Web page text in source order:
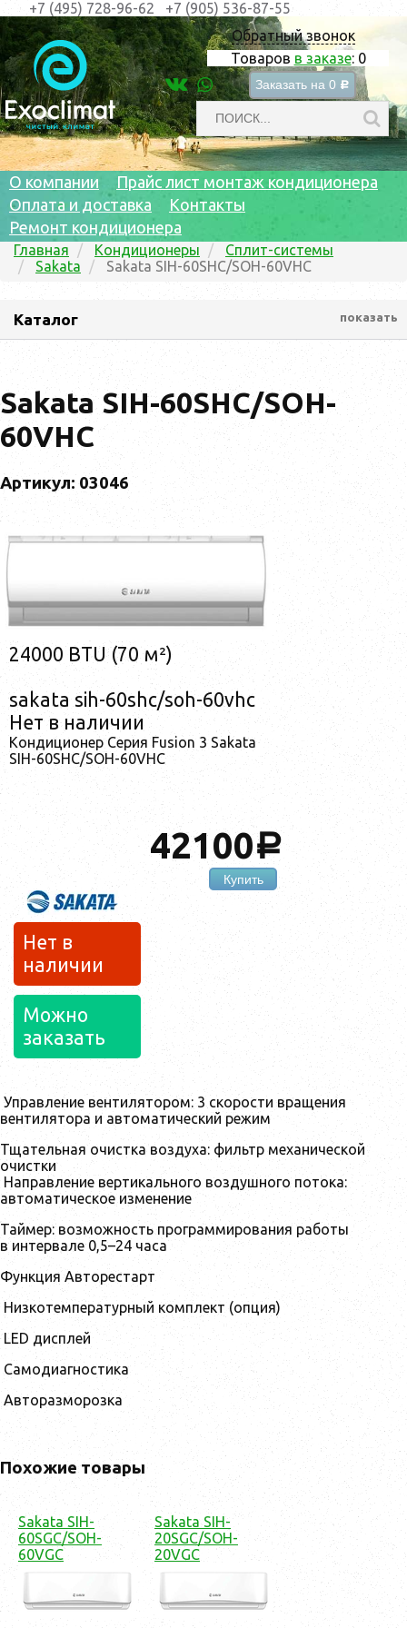
Обратный звонок
Товаров в заказе: 0
Заказать на 0 c
+7 (495) 728-96-62 +7 (905) 536-87-55
О компании
Прайс лист монтаж кондиционера
Оплата и доставка
Контакты
Ремонт кондиционера
Главная Кондиционеры
Сплит-системы
Sakata
Sakata SIH-60SHC/SOH-60VHC
Каталог показать
Sakata SIH-60SHC/SOH-
60VHC
Артикул: 03046
24000 BTU (70 м²)
sakata sih-60shc/soh-60vhc
Нет в наличии
Кондиционер Серия Fusion 3 Sakata
SIH-60SHC/SOH-60VHC
42100a
Купить
Нет в
наличии
Можно
заказать
Управление вентилятором: 3 скорости вращения
вентилятора и автоматический режим
Тщательная очистка воздуха: фильтр механической
очистки
Направление вертикального воздушного потока:
автоматическое изменение
Таймер: возможность программирования работы
в интервале 0,5–24 часа
Функция Авторестарт
Низкотемпературный комплект (опция)
LED дисплей
Самодиагностика
Авторазморозка
Похожие товары
Sakata SIH-
60SGC/SOH-
60VGC
Sakata SIH-
20SGC/SOH-
20VGC